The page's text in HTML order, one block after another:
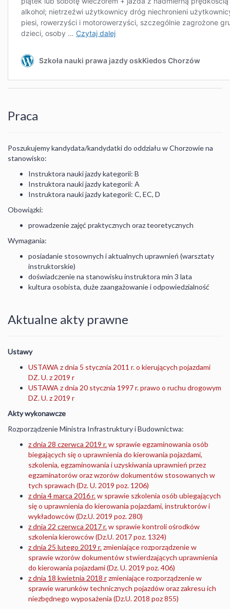
Praca
Poszukujemy kandydata/kandydatki do oddziału w Chorzowie na
stanowisko:
Instruktora nauki jazdy kategorii: B
Instruktora nauki jazdy kategorii: A
Instruktora nauki jazdy kategorii: C, EC, D
Obowiązki:
prowadzenie zajęć praktycznych oraz teoretycznych
Wymagania:
posiadanie stosownych i aktualnych uprawnień (warsztaty
instruktorskie)
doświadczenie na stanowisku instruktora min 3 lata
kultura osobista, duże zaangażowanie i odpowiedzialność
Aktualne akty prawne
Ustawy
USTAWA z dnia 5 stycznia 2011 r. o kierujących pojazdami
DZ. U. z 2019 r
USTAWA z dnia 20 stycznia 1997 r. prawo o ruchu drogowym
DZ. U. z 2019 r
Akty wykonawcze
Rozporządzenie Ministra Infrastruktury i Budownictwa:
z dnia 28 czerwca 2019 r.w sprawie egzaminowania osób
biegających się o uprawnienia do kierowania pojazdami,
szkolenia, egzaminowania i uzyskiwania uprawnień przez
egzaminatorów oraz wzorów dokumentów stosowanych w
tych sprawach (Dz. U. 2019 poz. 1206)
z dnia 4 marca 2016 r.w sprawie szkolenia osób ubiegających
się o uprawnienia do kierowania pojazdami, instruktorów i
wykładowców (Dz.U. 2019 poz. 280)
z dnia 22 czerwca 2017 r.w sprawie kontroli ośrodków
szkolenia kierowców (Dz.U. 2017 poz. 1324)
z dnia 25 lutego 2019 r.zmieniające rozporządzenie w
sprawie wzorów dokumentów stwierdzających uprawnienia
do kierowania pojazdami (Dz. U. 2019 poz. 406)
z dnia 18 kwietnia 2018 rzmieniające rozporządzenie w
sprawie warunków technicznych pojazdów oraz zakresu ich
niezbędnego wyposażenia (Dz.U. 2018 poz 855)